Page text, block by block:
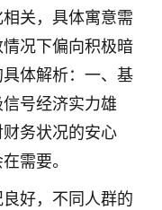
关，具体寓意需
况下偏向积极暗
体解析：一、基
号经济实力雄
务状况的安心
需要。
好，不同人群的
18
，一说她就要死要活
友给我推荐的慧来老
半年来，法事一个个
不期望她能考多好的
了，身体心理都健健